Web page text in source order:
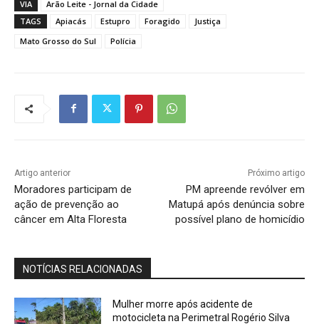
VIA
Arão Leite - Jornal da Cidade
TAGS
Apiacás Estupro Foragido
Justiça
Mato Grosso do Sul
Polícia
Artigo anterior
Moradores participam de
ação de prevenção ao
câncer em Alta Floresta
Próximo artigo
PM apreende revólver em
Matupá após denúncia sobre
possível plano de homicídio
NOTÍCIAS RELACIONADAS
Mulher morre após acidente de
motocicleta na Perimetral Rogério Silva